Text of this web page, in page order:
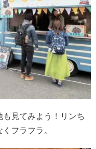
見てみよう！リンち
フラフラ。